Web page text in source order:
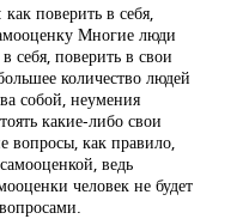
поверить в себя,
Многие люди
себя, поверить в свои
количество людей
собой, неумения
какие-либо свои
вопросы, как правило,
ведь
человек не будет